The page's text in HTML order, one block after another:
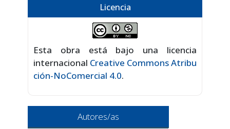
Licencia
Esta obra está bajo una licencia
internacional Creative Commons Atribu
ción-NoComercial 4.0.
Autores/as